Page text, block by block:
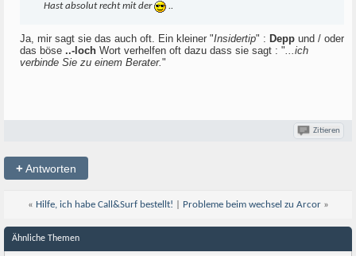
Hast absolut recht mit der ..
Ja, mir sagt sie das auch oft. Ein kleiner "Insidertip" : Depp und / oder
das böse ..-loch Wort verhelfen oft dazu dass sie sagt : "...ich
verbinde Sie zu einem Berater."
Zitieren
+Antworten
« Hilfe, ich habe Call&Surf bestellt! Probleme beim wechsel zu Arcor »
Ähnliche Themen